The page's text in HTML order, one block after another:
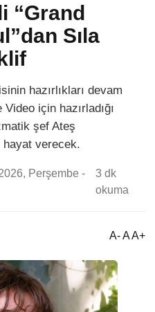
“Grand
Sıla
hazırlıkları devam
için hazırladığı
şef Ateş
hayat verecek.
Perşembe -
3 dk
okuma
A- A A+